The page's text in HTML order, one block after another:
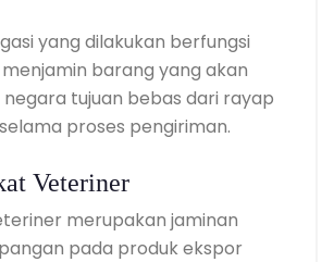
yang dilakukan berfungsi
barang yang akan
tujuan bebas dari rayap
proses pengiriman.
Veteriner
merupakan jaminan
pada produk ekspor